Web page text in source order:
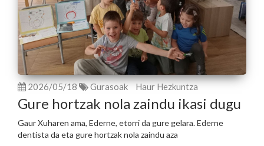
2026/05/18 Gurasoak Haur Hezkuntza
Gure hortzak nola zaindu ikasi dugu
Gaur Xuharen ama, Ederne, etorri da gure gelara. Ederne
dentista da eta gure hortzak nola zaindu aza